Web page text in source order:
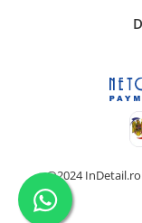
@2024